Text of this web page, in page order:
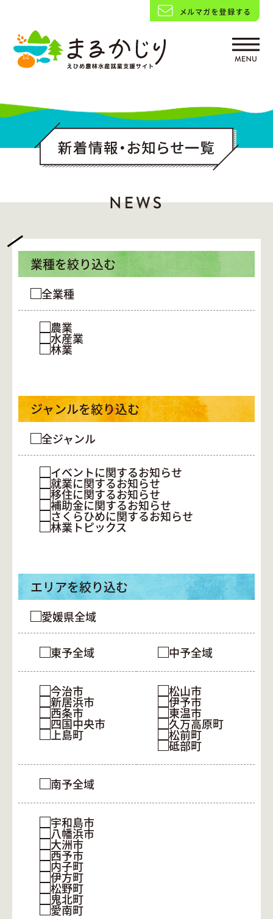
業種を絞り込む
全業種
農業
水産業
林業
ジャンルを絞り込む
全ジャンル
イベントに関するお知らせ
就業に関するお知らせ
移住に関するお知らせ
補助金に関するお知らせ
さくらひめに関するお知らせ
林業トピックス
エリアを絞り込む
愛媛県全域
東予全域
今治市
新居浜市
西条市
四国中央市
上島町
中予全域
松山市
伊予市
東温市
久万高原町
松前町
砥部町
南予全域
宇和島市
八幡浜市
大洲市
西予市
内子町
伊方町
松野町
鬼北町
愛南町